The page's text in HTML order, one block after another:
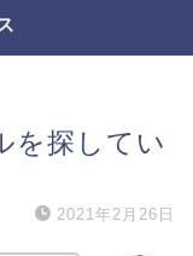
を探してい
2021年2月26日